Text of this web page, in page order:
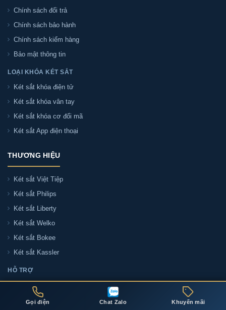
Gọi điện Chat Zalo Khuyến mãi
Chính sách đổi trả
Chính sách bảo hành
Chính sách kiểm hàng
Bảo mật thông tin
LOẠI KHÓA KÉT SẮT
Két sắt khóa điện tử
Két sắt khóa vân tay
Két sắt khóa cơ đổi mã
Két sắt App điện thoại
THƯƠNG HIỆU
Két sắt Việt Tiệp
Két sắt Philips
Két sắt Liberty
Két sắt Welko
Két sắt Bokee
Két sắt Kassler
HỖ TRỢ
Liên hệ tư vấn
Đại lý két sắt